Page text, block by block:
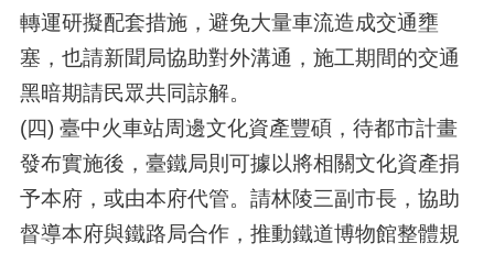
轉運研擬配套措施，避免大量車流造成交通壅
塞，也請新聞局協助對外溝通，施工期間的交通
黑暗期請民眾共同諒解。
(四) 臺中火車站周邊文化資產豐碩，待都市計畫
發布實施後，臺鐵局則可據以將相關文化資產捐
予本府，或由本府代管。請林陵三副市長，協助
督導本府與鐵路局合作，推動鐵道博物館整體規